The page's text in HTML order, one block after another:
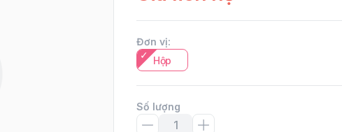
Đơn vị:
Hộp
Số lượng